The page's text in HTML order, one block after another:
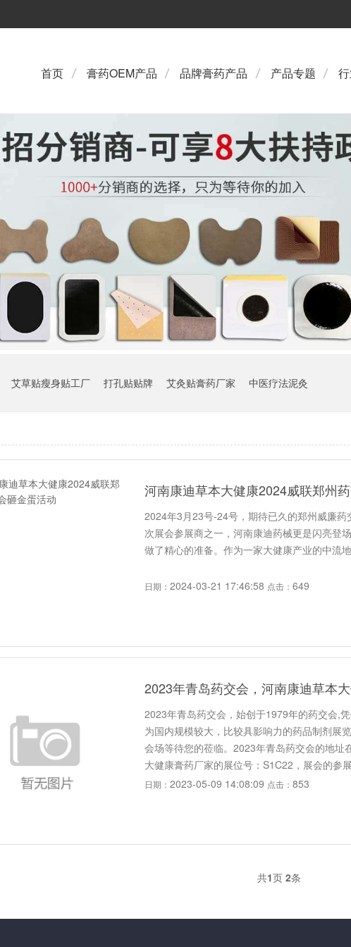
首页 膏药OEM产品 品牌膏药产品 产品专题
艾草贴瘦身贴工厂 打孔贴贴牌 艾灸贴膏药厂家 中医疗法泥灸
河南康迪草本大健康2024威联郑州
2024年3月23号-24号，期待已久的郑州威廉
次展会参展商之一，河南康迪药械更是闪亮登
做了精心的准备。作为一家大健康产业的中流
日期： 2024-03-21 17:46:58 点击： 649
2023年青岛药交会，河南康迪草本
2023年青岛药交会，始创于1979年的药交会,
为国内规模较大，比较具影响力的药品制剂展
会场等待您的莅临。2023年青岛药交会的地
大健康膏药厂家的展位号：S1C22，展会的参
日期： 2023-05-09 14:08:09 点击： 853
共1页 2条